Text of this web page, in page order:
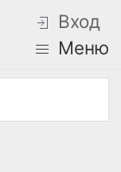
Вход
Меню